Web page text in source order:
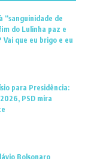
“sanguinidade de
do Lulinha paz e
Vai que eu brigo e eu
para Presidência:
PSD mira
Bolsonaro